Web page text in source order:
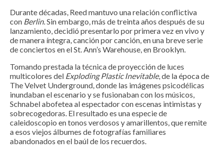
Durante décadas, Reed mantuvo una relación conflictiva
con Berlin. Sin embargo, más de treinta años después de su
lanzamiento, decidió presentarlo por primera vez en vivo y
de manera íntegra, canción por canción, en una breve serie
de conciertos en el St. Ann’s Warehouse, en Brooklyn.
Tomando prestada la técnica de proyección de luces
multicolores del Exploding Plastic Inevitable, de la época de
The Velvet Underground, donde las imágenes psicodélicas
inundaban el escenario y se fusionaban con los músicos,
Schnabel abofetea al espectador con escenas intimistas y
sobrecogedoras. El resultado es una especie de
caleidoscopio en tonos verdosos y amarillentos, que remite
a esos viejos álbumes de fotografías familiares
abandonados en el baúl de los recuerdos.